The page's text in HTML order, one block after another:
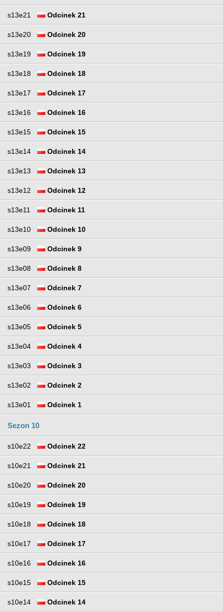
s13e21 Odcinek 21
s13e20 Odcinek 20
s13e19 Odcinek 19
s13e18 Odcinek 18
s13e17 Odcinek 17
s13e16 Odcinek 16
s13e15 Odcinek 15
s13e14 Odcinek 14
s13e13 Odcinek 13
s13e12 Odcinek 12
s13e11 Odcinek 11
s13e10 Odcinek 10
s13e09 Odcinek 9
s13e08 Odcinek 8
s13e07 Odcinek 7
s13e06 Odcinek 6
s13e05 Odcinek 5
s13e04 Odcinek 4
s13e03 Odcinek 3
s13e02 Odcinek 2
s13e01 Odcinek 1
Sezon 10
s10e22 Odcinek 22
s10e21 Odcinek 21
s10e20 Odcinek 20
s10e19 Odcinek 19
s10e18 Odcinek 18
s10e17 Odcinek 17
s10e16 Odcinek 16
s10e15 Odcinek 15
s10e14 Odcinek 14